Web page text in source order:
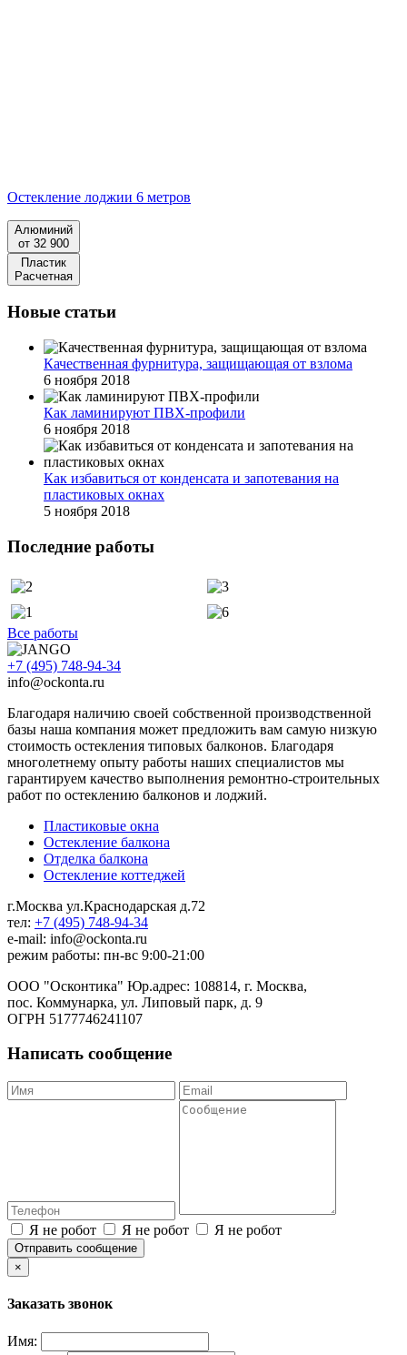
Остекление лоджии 6 метров
Алюминий
от 32 900
Пластик
Расчетная
Новые статьи
Качественная фурнитура, защищающая от взлома
6 ноября 2018
Как ламинируют ПВХ-профили
6 ноября 2018
Как избавиться от конденсата и запотевания на
пластиковых окнах
5 ноября 2018
Последние работы
Все работы
+7 (495) 748-94-34
info@ockonta.ru
Благодаря наличию своей собственной производственной
базы наша компания может предложить вам самую низкую
стоимость остекления типовых балконов. Благодаря
многолетнему опыту работы наших специалистов мы
гарантируем качество выполнения ремонтно-строительных
работ по остеклению балконов и лоджий.
Пластиковые окна
Остекление балкона
Отделка балкона
Остекление коттеджей
г.Москва ул.Краснодарская д.72
тел: +7 (495) 748-94-34
e-mail: info@ockonta.ru
режим работы: пн-вс 9:00-21:00
ООО "Осконтика" Юр.адрес: 108814, г. Москва,
пос. Коммунарка, ул. Липовый парк, д. 9
ОГРН 5177746241107
Написать сообщение
Я не робот Я не робот Я не робот
Отправить сообщение
×
Заказать звонок
Имя: